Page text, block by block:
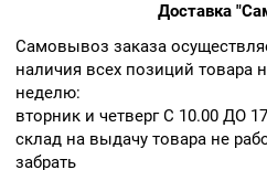
Доставка
Cамовывоз заказа
наличия всех позиций товара
неделю:
вторник и четверг С 10.00 ДО
склад на выдачу товара не
забрать